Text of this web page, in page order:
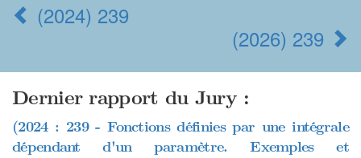
(2024) 239
(2026) 239
Dernier rapport du Jury :
(2024 : 239 - Fonctions définies par une intégrale
dépendant d'un paramètre. Exemples et